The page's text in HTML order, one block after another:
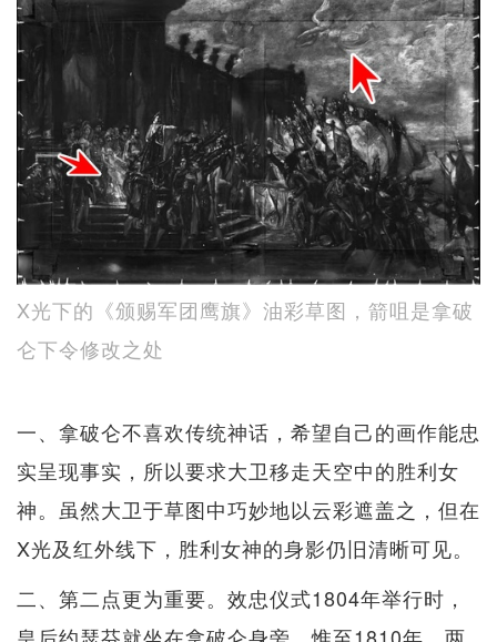
X光下的《颁赐军团鹰旗》油彩草图，箭咀是拿破
仑下令修改之处
一、拿破仑不喜欢传统神话，希望自己的画作能忠
实呈现事实，所以要求大卫移走天空中的胜利女
神。虽然大卫于草图中巧妙地以云彩遮盖之，但在
X光及红外线下，胜利女神的身影仍旧清晰可见。
二、第二点更为重要。效忠仪式1804年举行时，
皇后约瑟芬就坐在拿破仑身旁。惟至1810年，两